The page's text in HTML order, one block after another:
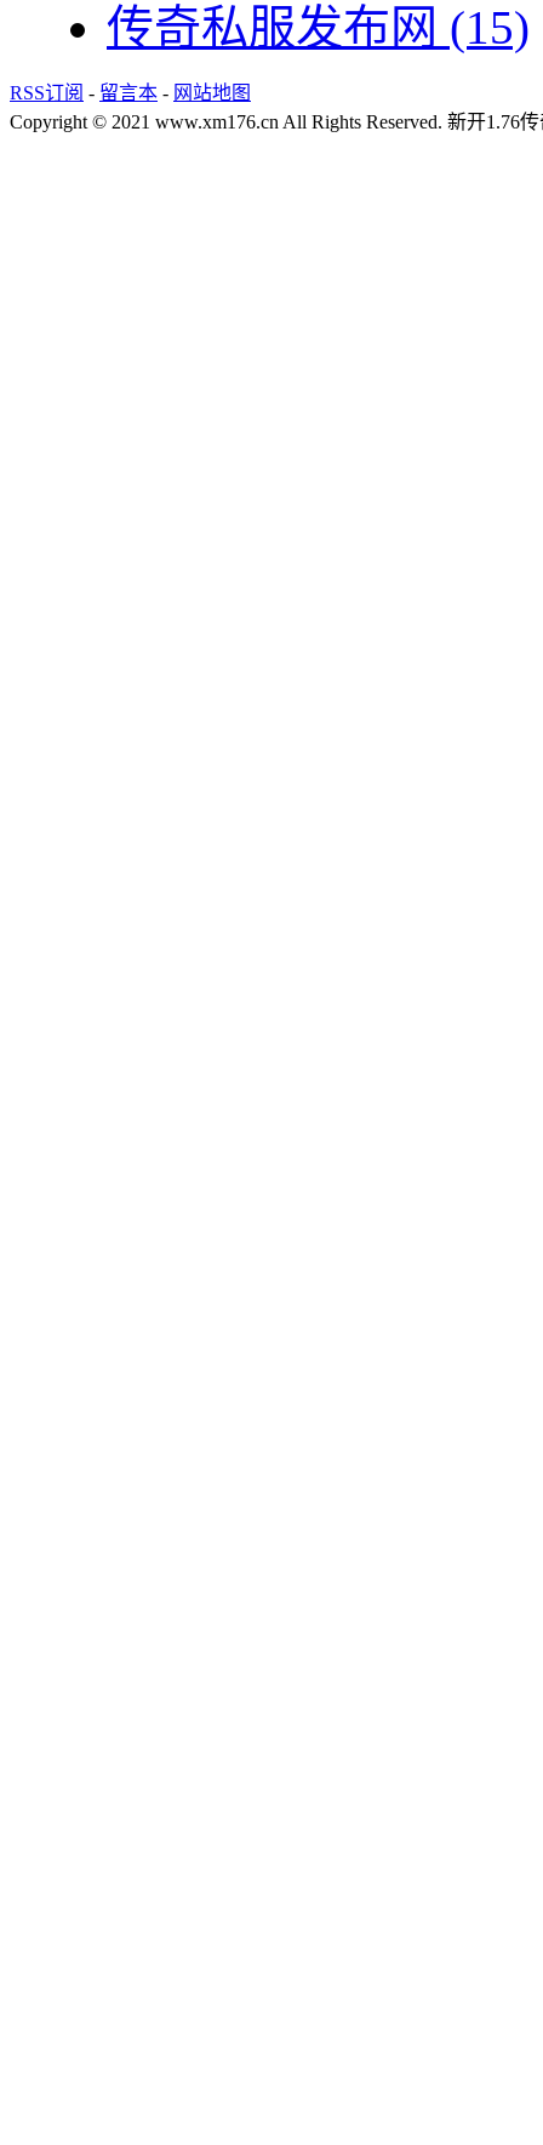
传奇私服发布网 (15)
RSS订阅 - 留言本 - 网站地图
Copyright © 2021 www.xm176.cn All Rights Reserved. 新开1.76